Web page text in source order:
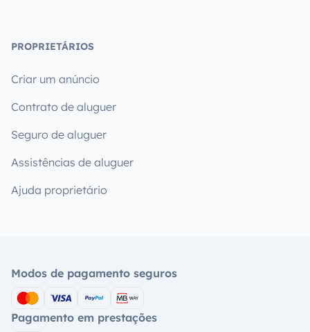
PROPRIETÁRIOS
Criar um anúncio
Contrato de aluguer
Seguro de aluguer
Assistências de aluguer
Ajuda proprietário
Modos de pagamento seguros
Pagamento em prestações